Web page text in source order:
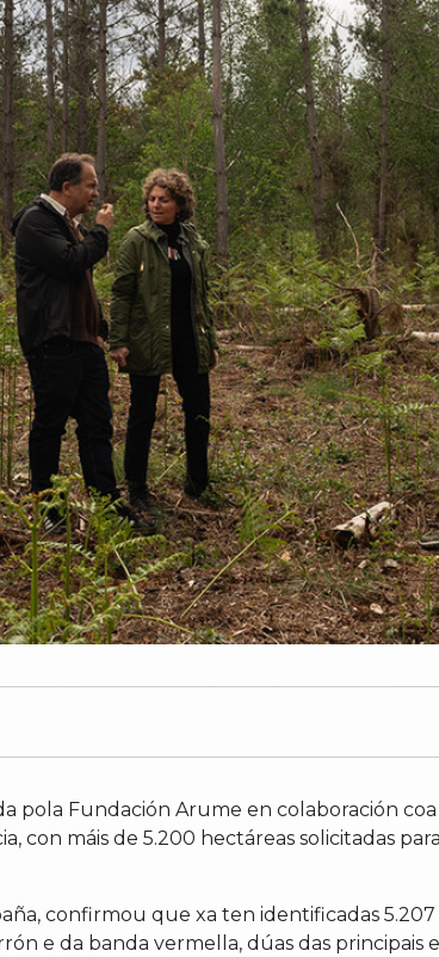
pola Fundación Arume en colaboración
con máis de 5.200 hectáreas solicitadas
confirmou que xa ten identificadas 5.207
e da banda vermella, dúas das